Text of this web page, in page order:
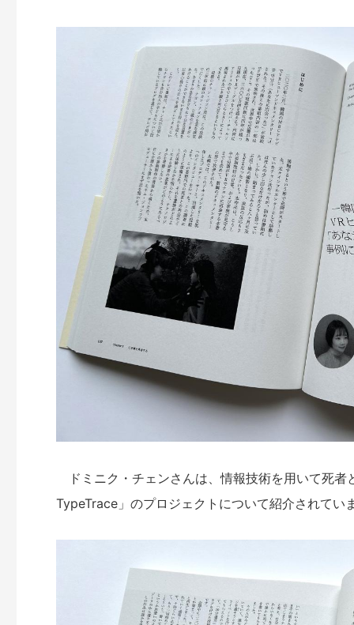
ドミニク・チェンさんは、情報技術を用いて死
TypeTrace」のプロジェクトについて紹介されていま